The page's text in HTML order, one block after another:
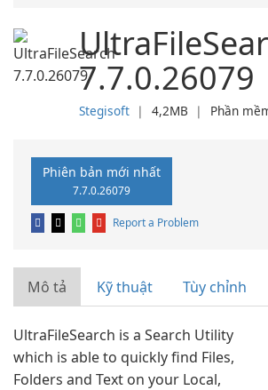
7.7.0.26079
Stegisoft ❘ 4,2MB ❘ Phần
Phiên bản mới nhất
7.7.0.26079
Report a Problem
Mô tả Kỹ thuật Tùy chỉnh
UltraFileSearch is a Search Utility
which is able to quickly find Files,
Folders and Text on your Local,